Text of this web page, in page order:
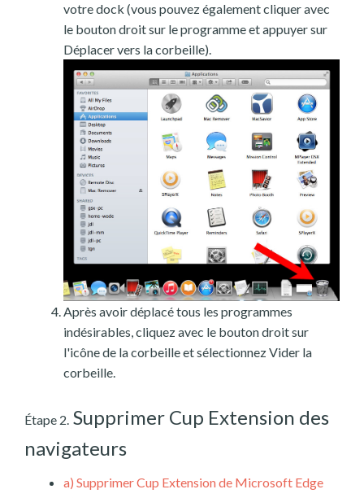
votre dock (vous pouvez également cliquer avec
le bouton droit sur le programme et appuyer sur
Déplacer vers la corbeille).
Après avoir déplacé tous les programmes
indésirables, cliquez avec le bouton droit sur
l'icône de la corbeille et sélectionnez Vider la
corbeille.
Étape 2. Supprimer Cup Extension des
navigateurs
a) Supprimer Cup Extension de Microsoft Edge